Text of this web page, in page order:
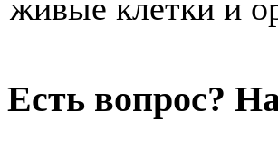
живые клетки и
Есть вопрос?